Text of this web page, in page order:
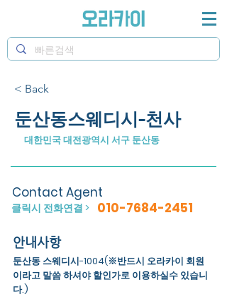
< Back
둔산동스웨디시-천사
대한민국 대전광역시 서구 둔산동
010-7684-2451
클릭시 전화연결 >
Contact Agent
안내사항
둔산동 스웨디시-1004(※반드시 오라카이 회원
이라고 말씀 하셔야 할인가로 이용하실수 있습니
다.)